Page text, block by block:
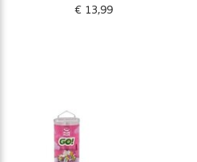
€ 13,99